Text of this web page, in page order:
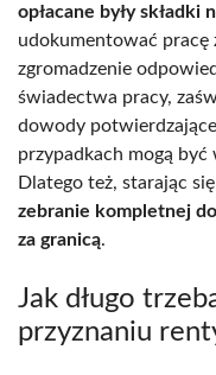
opłacane były składki
udokumentować pracę
zgromadzenie
świadectwa pracy,
dowody
przypadkach mogą
Dlatego też, starając
zebranie kompletnej
za granicą.
Jak długo
przyznaniu